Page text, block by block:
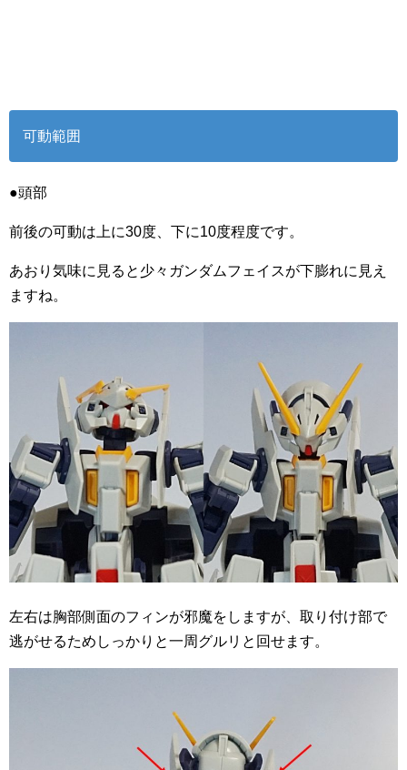
可動範囲
●頭部
前後の可動は上に30度、下に10度程度です。
あおり気味に見ると少々ガンダムフェイスが下膨れに見え
ますね。
左右は胸部側面のフィンが邪魔をしますが、取り付け部で
逃がせるためしっかりと一周グルリと回せます。